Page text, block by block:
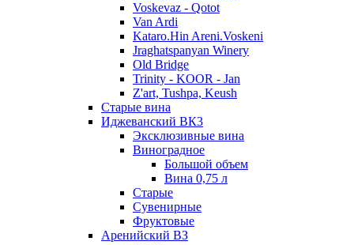
Voskevaz - Qotot
Van Ardi
Kataro.Hin Areni.Voskeni
Jraghatspanyan Winery
Old Bridge
Trinity - KOOR - Jan
Z'art, Tushpa, Keush
Старые вина
Иджеванский ВК3
Эксклюзивные вина
Виноградное
Большой объем
Вина 0,75 л
Старые
Сувенирные
Фруктовые
Аренийский ВЗ